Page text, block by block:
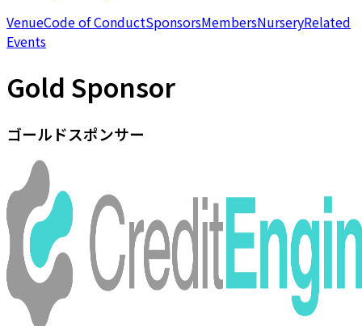
VenueCode of ConductSponsorsMembersNurseryRelated
Events
Gold Sponsor
ゴールドスポンサー